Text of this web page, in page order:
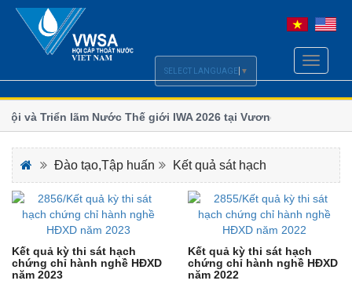
Toggle
Triển lãm Nước Thế giới IWA 2026 tại Vương quốc
số
và Hội nghị Quốc tế ngành Nước Borneo (BIWWEC
Bộ Xây
Đào tạo,Tập huấn Kết quả sát hạch
Kết quả kỳ thi sát hạch
chứng chỉ hành nghề HĐXD
năm 2023
Kết quả kỳ thi sát hạch
chứng chỉ hành nghề HĐXD
năm 2022
SELECT LANGUAGE ▼